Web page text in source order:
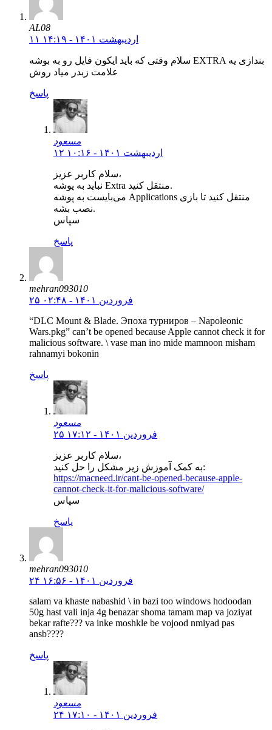
AL08
۱۱ اردیبهشت ۱۴۰۱ - ۱۴:۱۹
سلام وقتی که باید ایکون فایل رو به بوشه EXTRA بندازی یه
علامت زبدر میاد روش
پاسخ
مسعود
۱۲ اردیبهشت ۱۴۰۱ - ۱۰:۱۶
سلام کاربر عزیز،
نباید به پوشه Extra منتقل کنید.
می‌بایست به پوشه Applications منتقل کنید تا بازی
نصب بشه.
سپاس
پاسخ
mehran093010
۲۵ فروردین ۱۴۰۱ - ۰۲:۴۸
“DLC Mount & Blade. Эпоха турниров – Napoleonic
Wars.pkg” can’t be opened because Apple cannot check it for
malicious software. \ vase man ino mide mamnoon misham
rahnamyi bokonin
پاسخ
مسعود
۲۵ فروردین ۱۴۰۱ - ۱۷:۱۲
سلام کاربر عزیز،
به کمک آموزش زیر مشکل را حل کنید:
https://macneed.ir/cant-be-opened-because-apple-
cannot-check-it-for-malicious-software/
سپاس
پاسخ
mehran093010
۲۴ فروردین ۱۴۰۱ - ۱۶:۵۶
salam va khaste nabashid \ in bazi too windows hodoodan
50g hast vali inja 4g benazar shoma tamam map va joziyat
bekar rafte??? va inke moshkle be vojood nmiyad pas
ansb????
پاسخ
مسعود
۲۴ فروردین ۱۴۰۱ - ۱۷:۱۰